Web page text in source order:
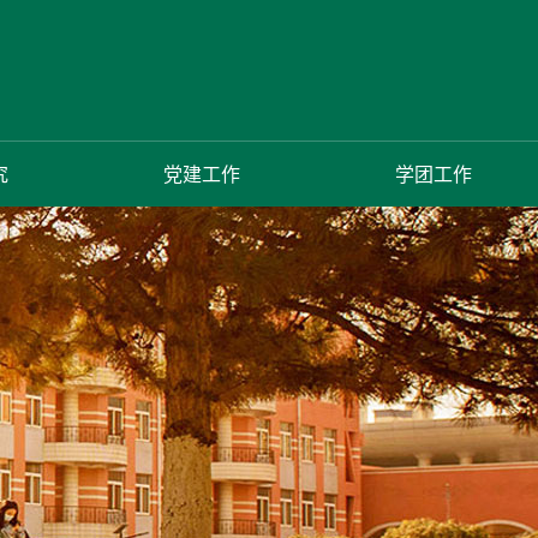
党建工作 学团工作